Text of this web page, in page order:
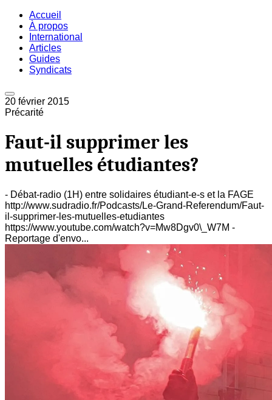
Accueil
À propos
International
Articles
Guides
Syndicats
20 février 2015
Précarité
Faut-il supprimer les
mutuelles étudiantes?
- Débat-radio (1H) entre solidaires étudiant-e-s et la FAGE
http://www.sudradio.fr/Podcasts/Le-Grand-Referendum/Faut-
il-supprimer-les-mutuelles-etudiantes
https://www.youtube.com/watch?v=Mw8Dgv0\_W7M -
Reportage d'envo...